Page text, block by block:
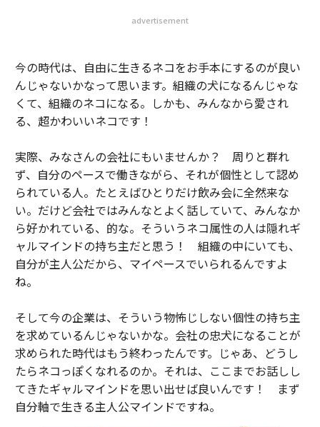
advertisement
今の時代は、自由に生きるネコをお手本にするのが良い
んじゃないかなって思います。組織の犬になるんじゃな
くて、組織のネコになる。しかも、みんなから愛され
る、超かわいいネコです！
実際、みなさんの会社にもいませんか？ 周りと群れ
ず、自分のペースで働きながら、それが個性として認め
られている人。たとえばひとりだけ飲み会に全然来な
い。だけど会社ではみんなとよく話していて、みんなか
ら好かれている、的な。そういうネコ属性の人は隠れギ
ャルマインドの持ち主だと思う！ 組織の中にいても、
自分が主人公だから、マイペースでいられるんですよ
ね。
そして今の企業は、そういう物怖じしない個性の持ち主
を求めているんじゃないかな。会社の忠犬になることが
求められた時代はもう終わったんです。じゃあ、どうし
たらネコっぽくなれるのか。それは、ここまでお話しし
てきたギャルマインドを思い出せば良いんです！ まず
自分軸で生きる主人公マインドですね。